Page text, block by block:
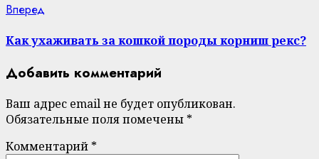
Вперед
Как ухаживать за кошкой породы корниш рекс?
Добавить комментарий
Ваш адрес email не будет опубликован.
Обязательные поля помечены *
Комментарий *